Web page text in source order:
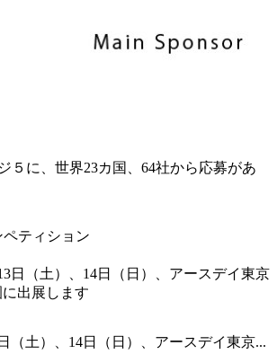
５に、世界23カ国、64社から応募があ
ペティション
（土）、14日（日）、アースデイ東京...